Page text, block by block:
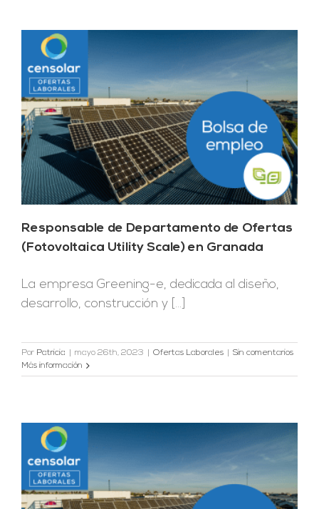
Responsable de Departamento de Ofertas
(Fotovoltaica Utility Scale) en Granada
La empresa Greening-e, dedicada al diseño,
desarrollo, construcción y [...]
Por Patricia mayo 26th, 2023 Ofertas Laborales
Sin comentarios
Más información